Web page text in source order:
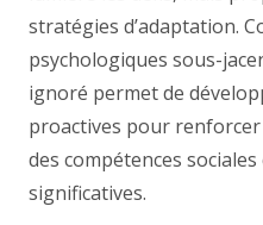
stratégies d’adaptation.
psychologiques sous-
ignoré permet de
proactives pour renforcer
des compétences
significatives.